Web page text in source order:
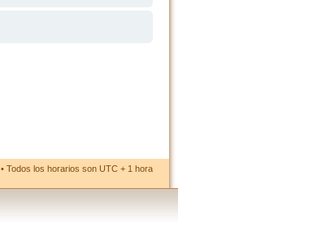
• Todos los horarios son UTC + 1 hora